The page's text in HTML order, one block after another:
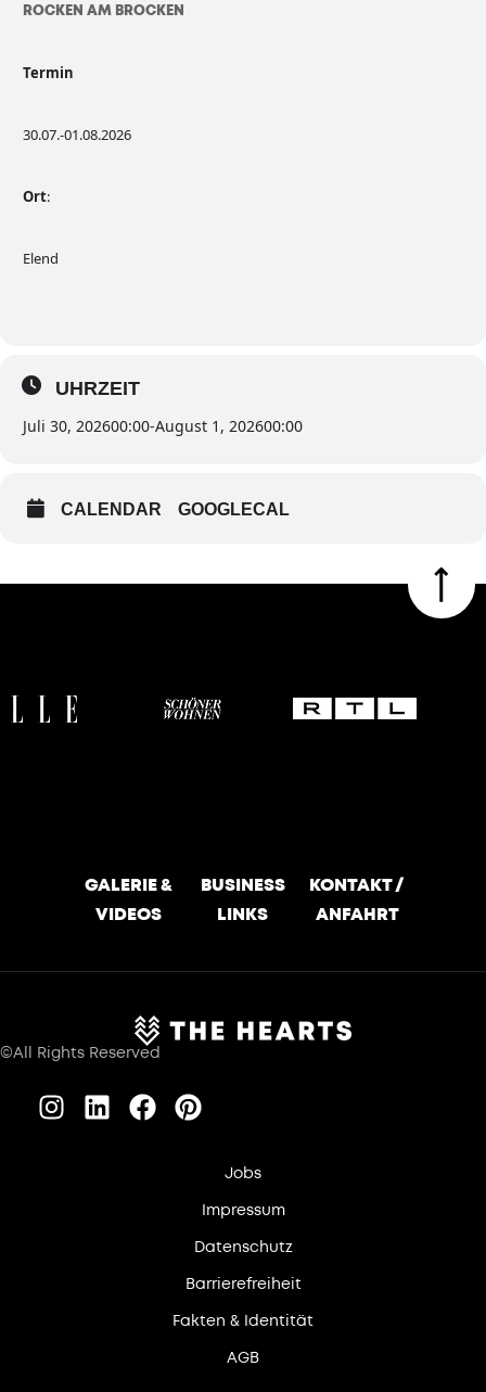
ROCKEN AM BROCKEN
Termin
30.07.-01.08.2026
Ort:
Elend
UHRZEIT
Juli 30, 202600:00-August 1, 202600:00
CALENDAR GOOGLECAL
GALERIE &
VIDEOS
BUSINESS
LINKS
KONTAKT /
ANFAHRT
©All Rights Reserved
Jobs
Impressum
Datenschutz
Barrierefreiheit
Fakten & Identität
AGB